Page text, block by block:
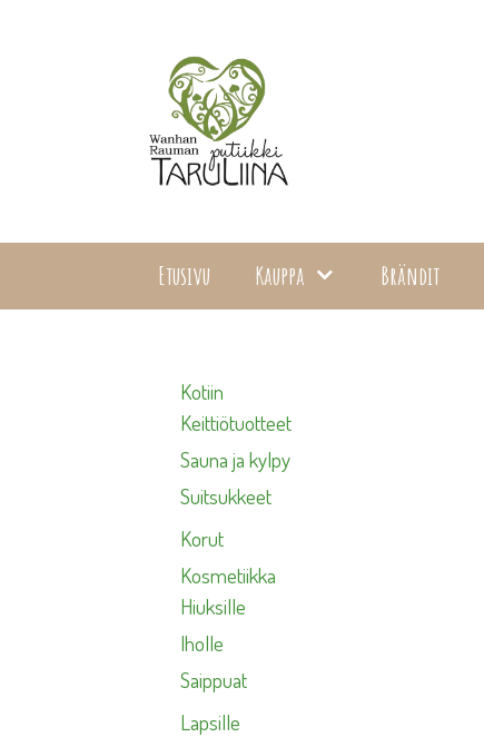
Etusivu Kauppa Brändit
Kotiin
Keittiötuotteet
Sauna ja kylpy
Suitsukkeet
Korut
Kosmetiikka
Hiuksille
Iholle
Saippuat
Lapsille